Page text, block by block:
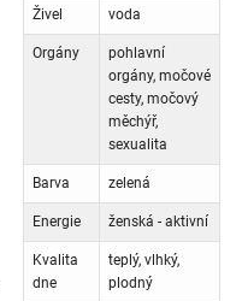
Živel voda
Orgány
pohlavní
orgány, močové
cesty, močový
měchýř,
sexualita
Barva zelená
Energie ženská - aktivní
Kvalita
dne
teplý, vlhký,
plodný